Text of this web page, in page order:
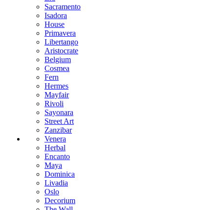
Sacramento
Isadora
House
Primavera
Libertango
Aristocrate
Belgium
Cosmea
Fern
Hermes
Mayfair
Rivoli
Sayonara
Street Art
Zanzibar
Venera
Herbal
Encanto
Maya
Dominica
Livadia
Oslo
Decorium